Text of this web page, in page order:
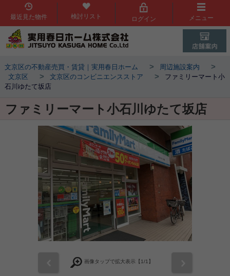
最近見た物件 検討リスト ログイン メニュー
文京区の不動産売買・賃貸｜実用春日ホーム > 周辺施設案内 >
文京区 > 文京区のコンビニエンスストア >
ファミリーマート小
石川ゆたて坂店
ファミリーマート小石川ゆたて坂店
画像タップで拡大表示【 1/1】